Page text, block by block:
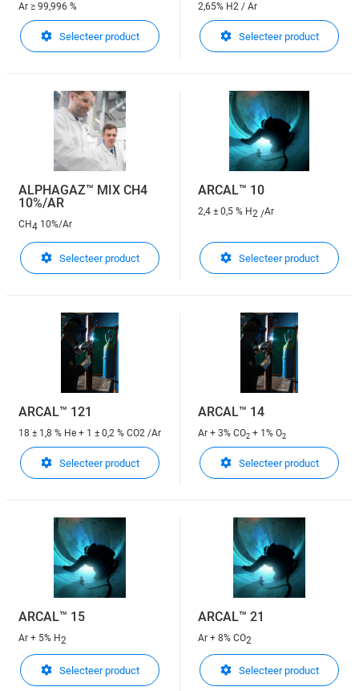
Ar ≥ 99,996 %
Selecteer product
2,65% H2 / Ar
Selecteer product
ALPHAGAZ™ MIX CH4
10%/AR
CH4 10%/Ar
Selecteer product
ARCAL™ 10
2,4 ± 0,5 % H2 /Ar
Selecteer product
ARCAL™ 121
18 ± 1,8 % He + 1 ± 0,2 % CO2 /Ar
Selecteer product
ARCAL™ 14
Ar + 3% CO2 + 1% O2
Selecteer product
ARCAL™ 15
Ar + 5% H2
Selecteer product
ARCAL™ 21
Ar + 8% CO2
Selecteer product